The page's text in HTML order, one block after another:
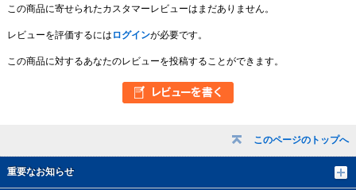
このページのトップへ
重要なお知らせ
この商品に寄せられたカスタマーレビューはまだありません。
レビューを評価するには ログインが必要です。
この商品に対するあなたのレビューを投稿することができます。